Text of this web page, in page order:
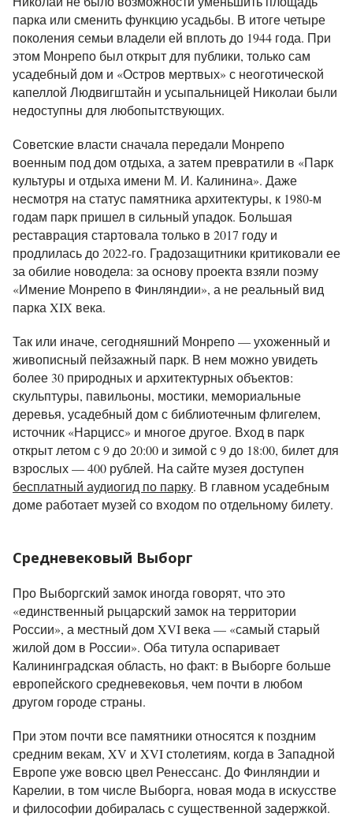
парка или сменить функцию усадьбы. В итоге четыре
поколения семьи владели ей вплоть до 1944 года. При
этом Монрепо был открыт для публики, только сам
усадебный дом и «Остров мертвых» с неоготической
капеллой Людвигштайн и усыпальницей Николаи были
недоступны для любопытствующих.
Советские власти сначала передали Монрепо
военным под дом отдыха, а затем превратили в «Парк
культуры и отдыха имени М. И. Калинина». Даже
несмотря на статус памятника архитектуры, к 1980-м
годам парк пришел в сильный упадок. Большая
реставрация стартовала только в 2017 году и
продлилась до 2022-го. Градозащитники критиковали ее
за обилие новодела: за основу проекта взяли поэму
«Имение Монрепо в Финляндии», а не реальный вид
парка XIX века.
Так или иначе, сегодняшний Монрепо — ухоженный и
живописный пейзажный парк. В нем можно увидеть
более 30 природных и архитектурных объектов:
скульптуры, павильоны, мостики, мемориальные
деревья, усадебный дом с библиотечным флигелем,
источник «Нарцисс» и многое другое. Вход в парк
открыт летом с 9 до 20:00 и зимой с 9 до 18:00, билет для
взрослых — 400 рублей. На сайте музея доступен
бесплатный аудиогид по парку. В главном усадебным
доме работает музей со входом по отдельному билету.
Средневековый Выборг
Про Выборгский замок иногда говорят, что это
«единственный рыцарский замок на территории
России», а местный дом XVI века — «самый старый
жилой дом в России». Оба титула оспаривает
Калининградская область, но факт: в Выборге больше
европейского средневековья, чем почти в любом
другом городе страны.
При этом почти все памятники относятся к поздним
средним векам, XV и XVI столетиям, когда в Западной
Европе уже вовсю цвел Ренессанс. До Финляндии и
Карелии, в том числе Выборга, новая мода в искусстве
и философии добиралась с существенной задержкой.